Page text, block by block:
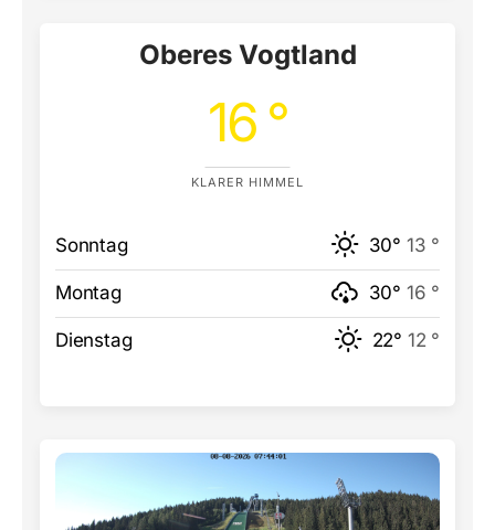
Oberes Vogtland
16 °
KLARER HIMMEL
Sonntag 30° 13 °
Montag 30° 16 °
Dienstag 22° 12 °